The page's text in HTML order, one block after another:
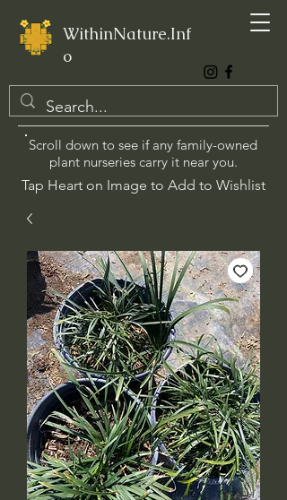
WithinNature.Inf
o
Scroll down to see if any family-owned
plant nurseries carry it near you.
Tap Heart on Image to Add to Wishlist